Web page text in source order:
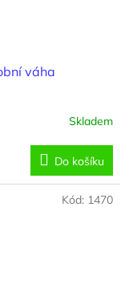
váha
Skladem
Do košíku
Kód: 1470